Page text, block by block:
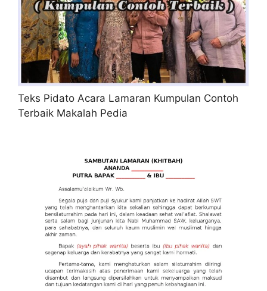
Teks Pidato Acara Lamaran Kumpulan Contoh
Terbaik Makalah Pedia